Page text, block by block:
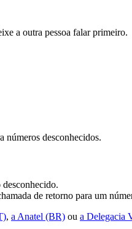
a outra pessoa falar primeiro.
números desconhecidos.
de retorno para um
, a Anatel (BR) ou a Delegacia